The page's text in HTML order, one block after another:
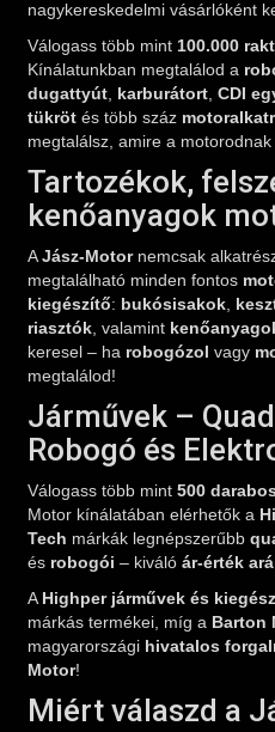
Válogass több mint
Kínálatunkban megtalálod a
dugattyút,karburátort,CDI
tükrötés több száz
megtalálsz, amire a
Tartozékok,
kenőanyagok
nemcsak
megtalálható minden fontos
kiegészítő:bukósisakok,
riasztók, valamint
keresel – harobogózolvagy
megtalálod!
Járművek –
Robogó és
Válogass több mint
Motor kínálatában elérhetők a
Techmárkák legnépszerűbb
ésrobogói– kiválóár-érték
Highper járművek és
márkás termékei, míg a Barton
magyarországihivatalos
Motor!
Miért válaszd a